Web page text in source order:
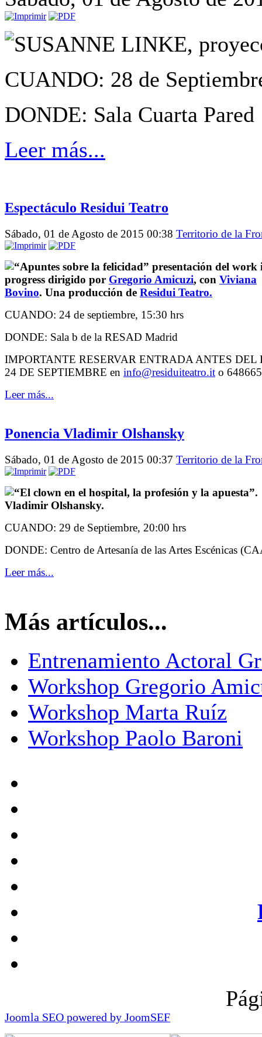
SUSANNE LINKE,
CUANDO: 28 de
DONDE: Sala Cuarta Pared
Leer más...
Espectáculo Residui Teatro
Sábado, 01 de Agosto de 2015 00:38 Territorio de la
“Apuntes sobre la felicidad” presentación del work
progress dirigido por Gregorio Amicuzi, con Viviana
Bovino. Una producción de Residui Teatro.
CUANDO: 24 de septiembre, 15:30 hrs
DONDE: Sala b de la RESAD Madrid
IMPORTANTE RESERVAR ENTRADA ANTES DEL
24 DE SEPTIEMBRE en info@residuiteatro.it o
Leer más...
Ponencia Vladimir Olshansky
Sábado, 01 de Agosto de 2015 00:37 Territorio de la
“El clown en el hospital, la profesión y la apuesta”.
Vladimir Olshansky.
CUANDO: 29 de Septiembre, 20:00 hrs
DONDE: Centro de Artesanía de las Artes Escénicas
Leer más...
Más artículos...
Entrenamiento Actoral
Workshop Gregorio
Workshop Marta Ruíz
Workshop Paolo Baroni
Joomla SEO powered by JoomSEF